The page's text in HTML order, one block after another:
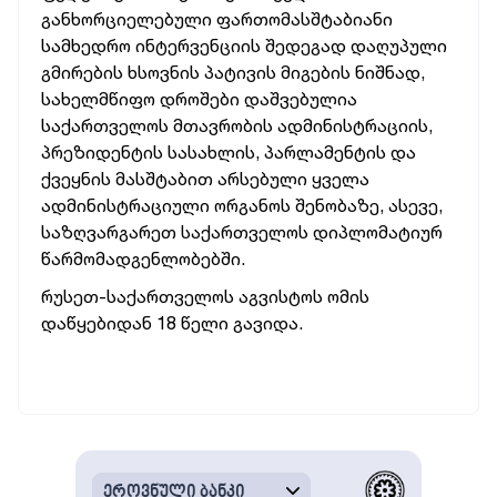
განხორციელებული ფართომასშტაბიანი
სამხედრო ინტერვენციის შედეგად დაღუპული
გმირების ხსოვნის პატივის მიგების ნიშნად,
სახელმწიფო დროშები დაშვებულია
საქართველოს მთავრობის ადმინისტრაციის,
პრეზიდენტის სასახლის, პარლამენტის და
ქვეყნის მასშტაბით არსებული ყველა
ადმინისტრაციული ორგანოს შენობაზე, ასევე,
საზღვარგარეთ საქართველოს დიპლომატიურ
წარმომადგენლობებში.
რუსეთ-საქართველოს აგვისტოს ომის
დაწყებიდან 18 წელი გავიდა.